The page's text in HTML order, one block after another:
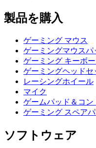
製品を購入
ゲーミング マウス
ゲーミングマウスパ
ゲーミング キーボ
ゲーミングヘッドセ
レーシングホイール
マイク
ゲームパッド＆コン
ゲーミング スペア
ソフトウェア